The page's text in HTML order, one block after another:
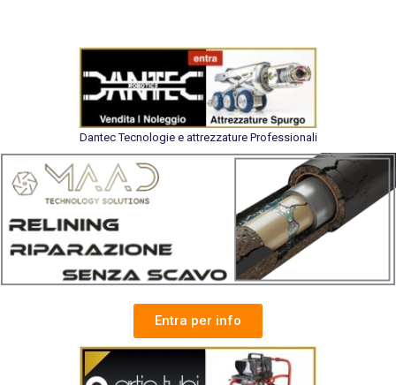
Dantec Tecnologie e attrezzature Professionali
Entra per info